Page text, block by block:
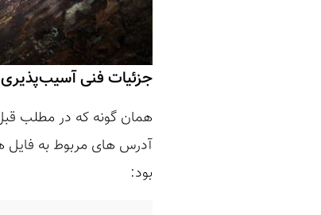
جزئیات فنی آسیب‌پذیری
بود: